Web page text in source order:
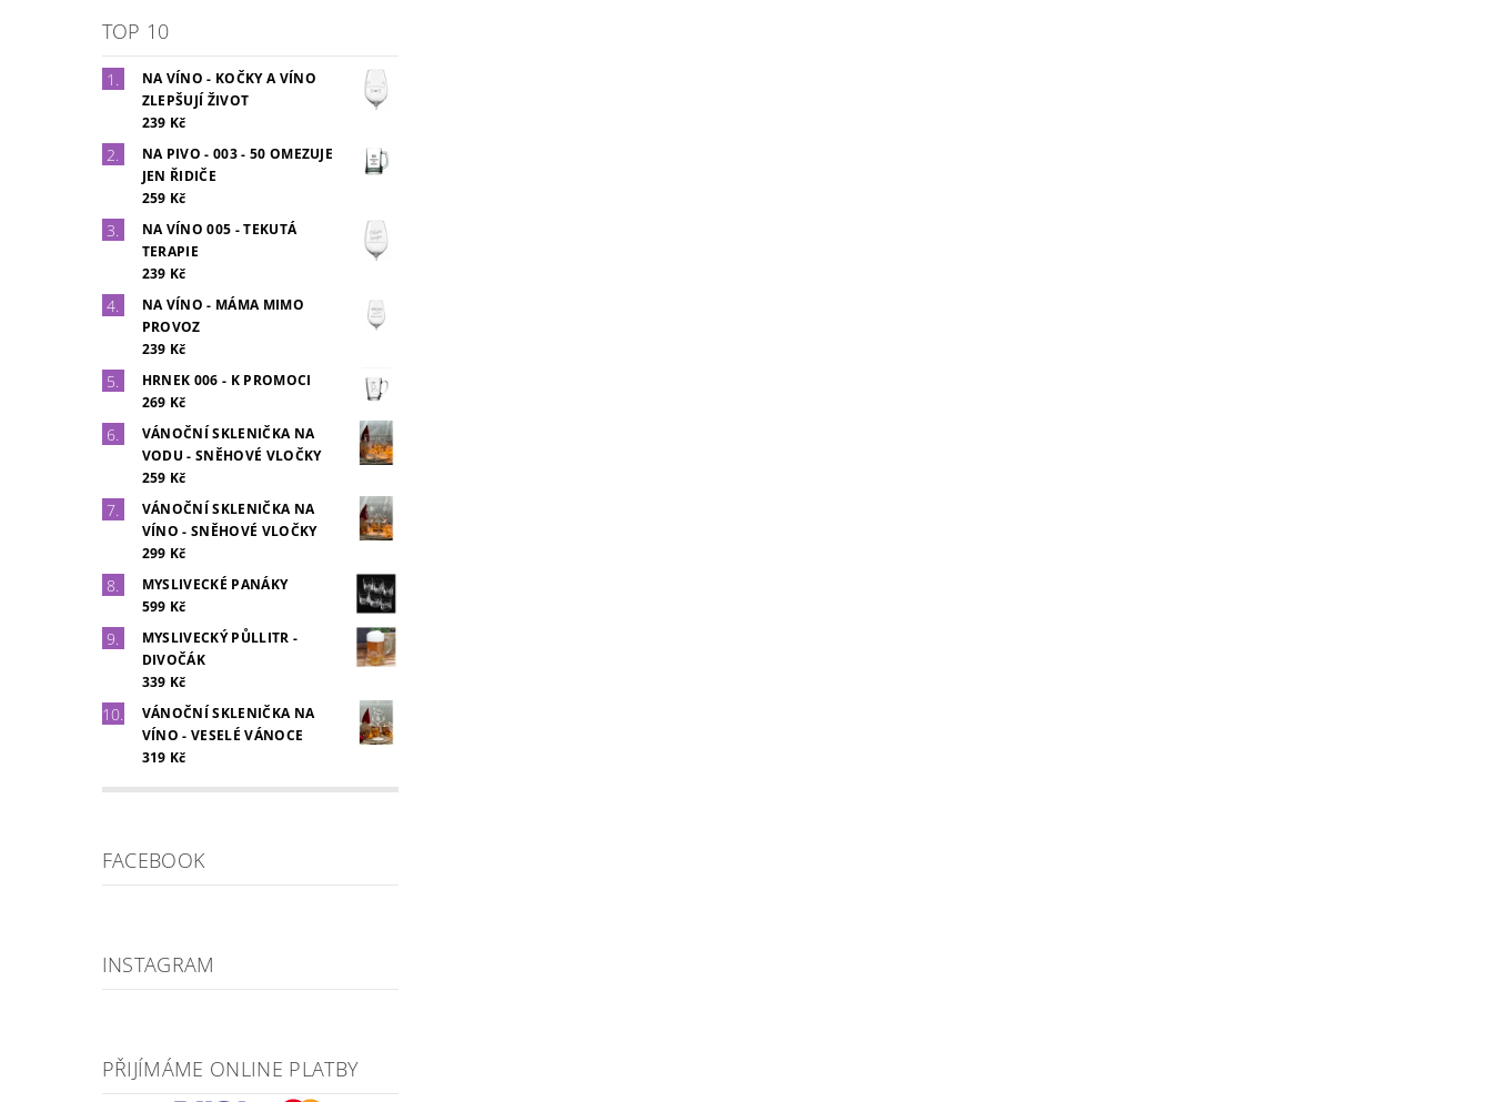
TOP 10
NA VÍNO - KOČKY A VÍNO
ZLEPŠUJÍ ŽIVOT
239 Kč
NA PIVO - 003 - 50 OMEZUJE
JEN ŘIDIČE
259 Kč
NA VÍNO 005 - TEKUTÁ
TERAPIE
239 Kč
NA VÍNO - MÁMA MIMO
PROVOZ
239 Kč
HRNEK 006 - K PROMOCI
269 Kč
VÁNOČNÍ SKLENIČKA NA
VODU - SNĚHOVÉ VLOČKY
259 Kč
VÁNOČNÍ SKLENIČKA NA
VÍNO - SNĚHOVÉ VLOČKY
299 Kč
MYSLIVECKÉ PANÁKY
599 Kč
MYSLIVECKÝ PŮLLITR -
DIVOČÁK
339 Kč
VÁNOČNÍ SKLENIČKA NA
VÍNO - VESELÉ VÁNOCE
319 Kč
FACEBOOK
INSTAGRAM
PŘIJÍMÁME ONLINE PLATBY